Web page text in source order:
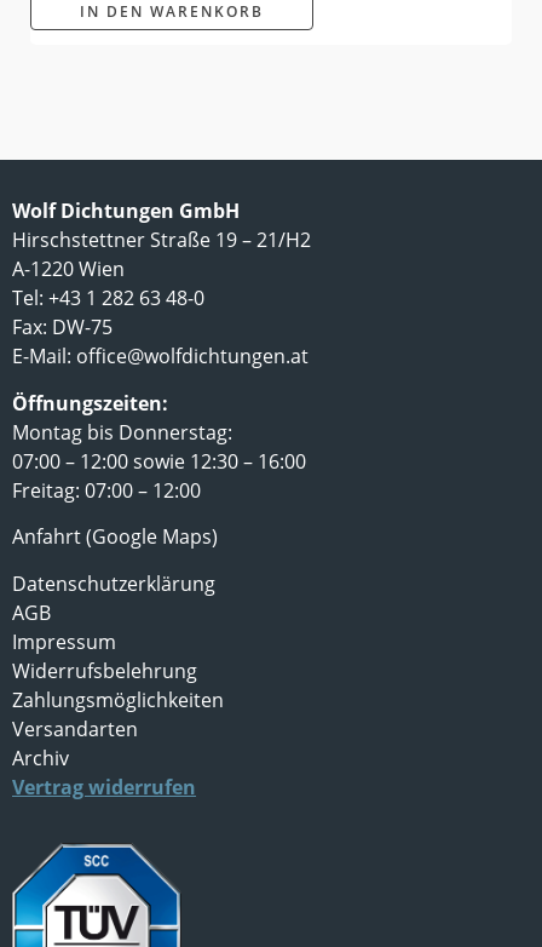
IN DEN WARENKORB
Wolf Dichtungen GmbH
Hirschstettner Straße 19 – 21/H2
A-1220 Wien
Tel: +43 1 282 63 48-0
Fax: DW-75
E-Mail: office@wolfdichtungen.at
Öffnungszeiten:
Montag bis Donnerstag:
07:00 – 12:00 sowie 12:30 – 16:00
Freitag: 07:00 – 12:00
Anfahrt (Google Maps)
Datenschutzerklärung
AGB
Impressum
Widerrufsbelehrung
Zahlungsmöglichkeiten
Versandarten
Archiv
Vertrag widerrufen